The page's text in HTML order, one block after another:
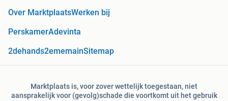
Over MarktplaatsWerken bij
PerskamerAdevinta
2dehands2ememainSitemap
Marktplaats is, voor zover wettelijk toegestaan, niet
aansprakelijk voor (gevolg)schade die voortkomt uit het gebruik